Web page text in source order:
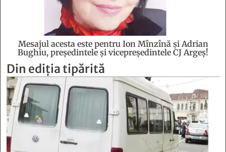
Mesajul acesta este pentru Ion Mînzînă şi Adrian
Bughiu, preşedintele şi vicepreşedintele CJ Argeş!
Din ediția tipărită